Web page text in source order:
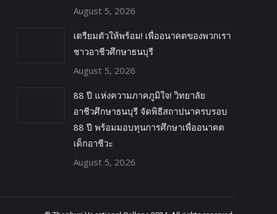
August 5, 2026
เตรียมตัวให้พร้อม! เพื่ออนาคตของพวกเรา
ชาวอาชีวศึกษาธนบุรี
August 5, 2026
88 ปี แห่งความภาคภูมิใจ! วิทยาลัย
อาชีวศึกษาธนบุรี จัดพิธีสถาปนาครบรอบ
88 ปี พร้อมมอบทุนการศึกษาเพื่ออนาคต
เด็กอาชีวะ
August 5, 2026